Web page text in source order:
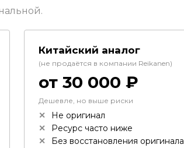
Китайский аналог
(не продаётся в компании Reikanen)
от 30 000 ₽
Дешевле, но выше риски
Не оригинал
Ресурс часто ниже
Без восстановления оригинала